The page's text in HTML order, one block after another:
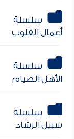
سلسلة
أعمال القلوب
سلسلة
الأهل الصيام
سلسلة
سبيل الرشاد